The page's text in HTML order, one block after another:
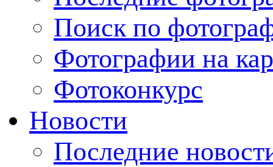
Поиск по
Фотографии на
Фотоконкурс
Новости
Последние